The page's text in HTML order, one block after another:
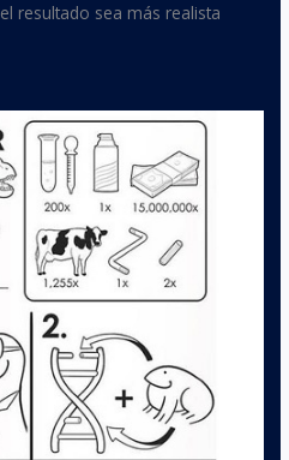
el resultado sea más realista